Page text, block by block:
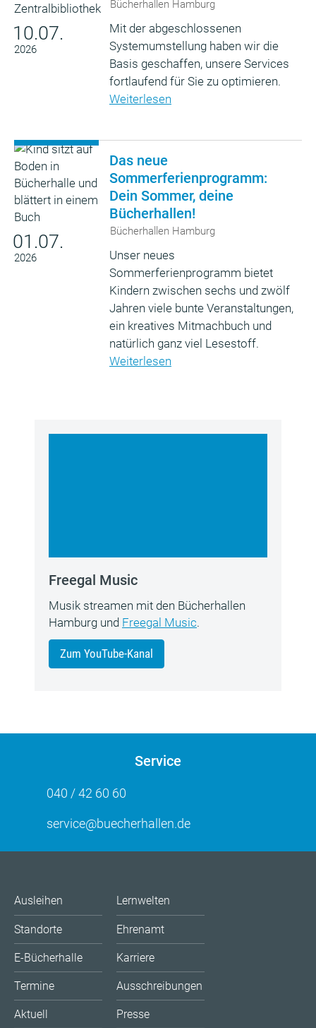
10.07.
2026
Bücherhallen Hamburg
Mit der abgeschlossenen
Systemumstellung haben wir die
Basis geschaffen, unsere Services
fortlaufend für Sie zu optimieren.
Weiterlesen
01.07.
2026
Das neue
Sommerferienprogramm:
Dein Sommer, deine
Bücherhallen!
Bücherhallen Hamburg
Unser neues
Sommerferienprogramm bietet
Kindern zwischen sechs und zwölf
Jahren viele bunte Veranstaltungen,
ein kreatives Mitmachbuch und
natürlich ganz viel Lesestoff.
Weiterlesen
Freegal Music
Musik streamen mit den Bücherhallen
Hamburg und Freegal Music.
Zum YouTube-Kanal
Service
040 / 42 60 60
service@buecherhallen.de
Ausleihen
Standorte
E-Bücherhalle
Termine
Aktuell
Lernwelten
Ehrenamt
Karriere
Ausschreibungen
Presse